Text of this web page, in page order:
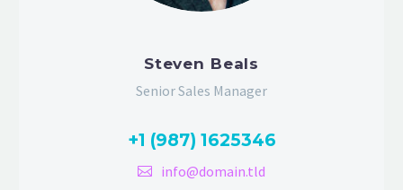
Steven Beals
Senior Sales Manager
+1 (987) 1625346
info@domain.tld